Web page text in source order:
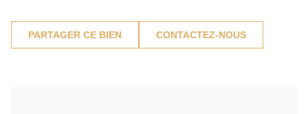
PARTAGER CE BIEN CONTACTEZ-NOUS